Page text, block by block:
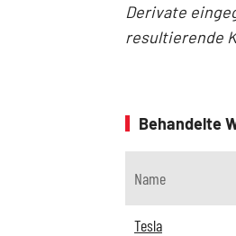
Derivate
resultierende
Behandelte
Name
Tesla